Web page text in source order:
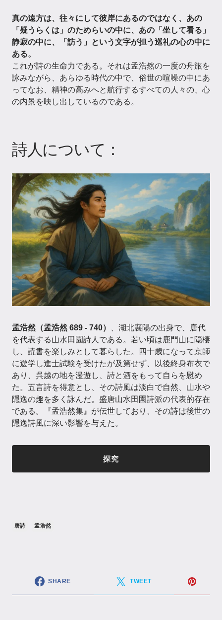
真の遠方は、往々にして彼岸にあるのではなく、あの
「疑うらくは」のためらいの中に、あの「坐して看る」
静寂の中に、「訪う」という文字が担う巡礼の心の中に
ある。
これが詩の生命力である。それは孟浩然の一度の舟旅を
詠みながら、あらゆる時代の中で、俗世の喧噪の中にあ
ってなお、精神の高みへと航行するすべての人々の、心
の内景を映し出しているのである。
詩人について：
孟浩然（孟浩然 689 - 740）
、湖北襄陽の出身で、唐代
を代表する山水田園詩人である。若い頃は鹿門山に隠棲
し、読書を楽しみとして暮らした。四十歳になって京師
に遊学し進士試験を受けたが及第せず、以後終身布衣で
あり、呉越の地を漫遊し、詩と酒をもって自らを慰め
た。五言詩を得意とし、その詩風は淡白で自然、山水や
隠逸の趣を多く詠んだ。盛唐山水田園詩派の代表的存在
である。『孟浩然集』が伝世しており、その詩は後世の
隠逸詩風に深い影響を与えた。
探究
唐詩 孟浩然
SHARE TWEET